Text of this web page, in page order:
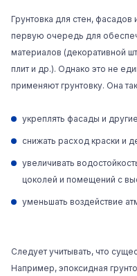
Грунтовка для стен, фасадов
первую очередь для
материалов (декоративной
плит и др.). Однако это не
применяют грунтовку. Она
укреплять фасады и
снижать расход краски и
увеличивать
цоколей и помещений с
уменьшать воздействие
Следует учитывать, что
Например, эпоксидная